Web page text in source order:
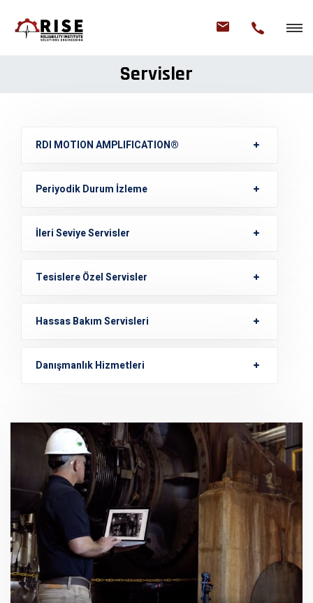
Servisler
RDI MOTION AMPLIFICATION®
Periyodik Durum İzleme
İleri Seviye Servisler
Tesislere Özel Servisler
Hassas Bakım Servisleri
Danışmanlık Hizmetleri